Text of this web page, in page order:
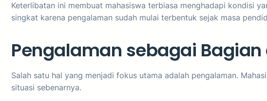
Keterlibatan ini membuat mahasiswa terbiasa menghadapi kondisi
singkat karena pengalaman sudah mulai terbentuk sejak masa
Pengalaman sebagai
Salah satu hal yang menjadi fokus utama adalah pengalaman.
situasi sebenarnya.